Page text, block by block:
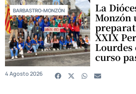
BARBASTRO-MONZÓN La
Monzón
XXIX
Lourdes
curso
4 Agosto 2026